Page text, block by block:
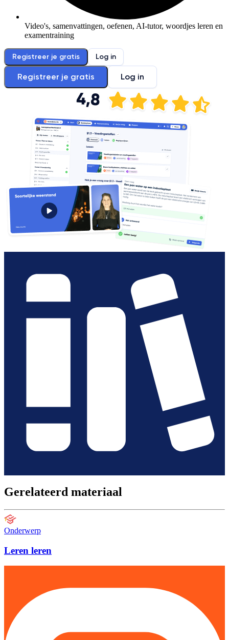
Video's, samenvattingen, oefenen, AI-tutor, woordjes leren en
examentraining
Registreer je gratis Log in
Registreer je gratis Log in
Gerelateerd materiaal
Onderwerp
Leren leren